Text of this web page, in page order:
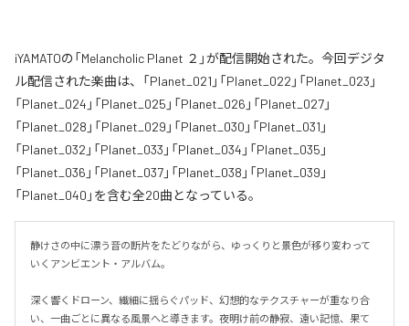
iYAMATOの「Melancholic Planet ２」が配信開始された。今回デジタ
ル配信された楽曲は、「Planet_021」「Planet_022」「Planet_023」
「Planet_024」「Planet_025」「Planet_026」「Planet_027」
「Planet_028」「Planet_029」「Planet_030」「Planet_031」
「Planet_032」「Planet_033」「Planet_034」「Planet_035」
「Planet_036」「Planet_037」「Planet_038」「Planet_039」
「Planet_040」を含む全20曲となっている。
静けさの中に漂う音の断片をたどりながら、ゆっくりと景色が移り変わって
いくアンビエント・アルバム。
深く響くドローン、繊細に揺らぐパッド、幻想的なテクスチャーが重なり合
い、一曲ごとに異なる風景へと導きます。夜明け前の静寂、遠い記憶、果て